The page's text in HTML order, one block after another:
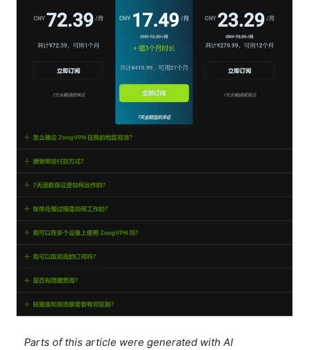
Parts of this article were generated with AI